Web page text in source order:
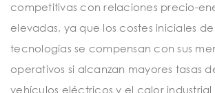
competitivas con relaciones precio-
elevadas, ya que los costes iniciales de
tecnologías se compensan con sus
operativos si alcanzan mayores tasas
vehículos eléctricos y el calor